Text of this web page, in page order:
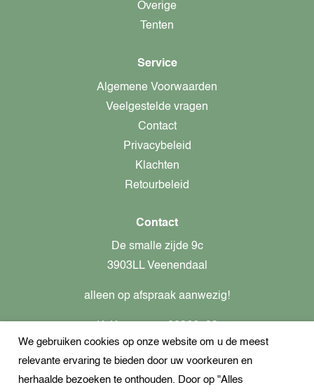
Overige
Tenten
Service
Algemene Voorwaarden
Veelgestelde vragen
Contact
Privacybeleid
Klachten
Retourbeleid
Contact
De smalle zijde 9c
3903LL Veenendaal
alleen op afspraak aanwezig!
Btw-nummer: nl862437301B01
+31621944547
We gebruiken cookies op onze website om u de meest
relevante ervaring te bieden door uw voorkeuren en
herhaalde bezoeken te onthouden. Door op "Alles